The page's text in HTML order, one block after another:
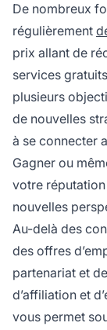
De nombreux
régulièrement
prix allant de
services
plusieurs
de nouvelles
à se connecter
Gagner ou
votre
nouvelles
Au-delà des
des offres
partenariat et
d’affiliation et
vous permet